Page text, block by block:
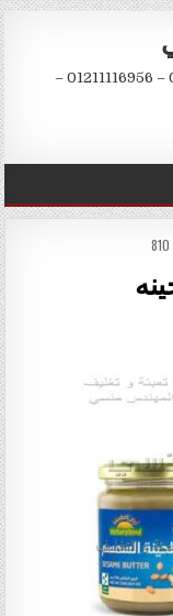
ماركة المهندس منسي العالمية 01211116954 – 01211116956 –